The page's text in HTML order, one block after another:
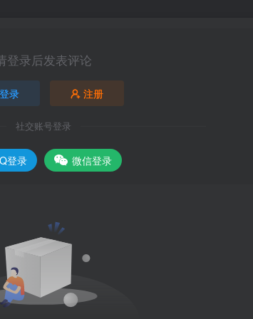
登录后发表评论
登录 注册
社交账号登录
登录 微信登录